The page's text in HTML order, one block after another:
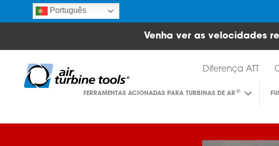
Português
Venha ver as velocidades
Diferença ATT
FERRAMENTAS ACIONADAS PARA TURBINAS DE AR®